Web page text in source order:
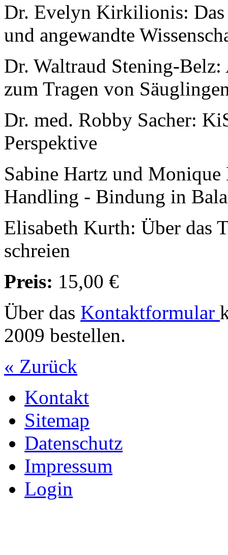
Dr. Evelyn Kirkilionis: Das
und angewandte
Dr. Waltraud Stening-
zum Tragen von
Dr. med. Robby Sacher:
Perspektive
Sabine Hartz und
Handling - Bindung in
Elisabeth Kurth: Über das
schreien
Preis: 15,00 €
Über das Kontaktformular
2009 bestellen.
« Zurück
Kontakt
Sitemap
Datenschutz
Impressum
Login